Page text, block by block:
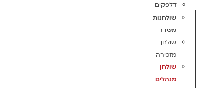
דלפקים
שולחנות
משרד
שולחן
מזכירה
שולחן
מנהלים